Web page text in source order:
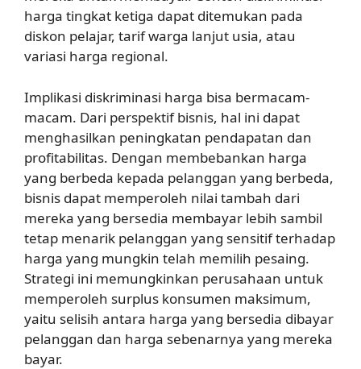
harga tingkat ketiga dapat ditemukan pada
diskon pelajar, tarif warga lanjut usia, atau
variasi harga regional.
Implikasi diskriminasi harga bisa bermacam-
macam. Dari perspektif bisnis, hal ini dapat
menghasilkan peningkatan pendapatan dan
profitabilitas. Dengan membebankan harga
yang berbeda kepada pelanggan yang berbeda,
bisnis dapat memperoleh nilai tambah dari
mereka yang bersedia membayar lebih sambil
tetap menarik pelanggan yang sensitif terhadap
harga yang mungkin telah memilih pesaing.
Strategi ini memungkinkan perusahaan untuk
memperoleh surplus konsumen maksimum,
yaitu selisih antara harga yang bersedia dibayar
pelanggan dan harga sebenarnya yang mereka
bayar.